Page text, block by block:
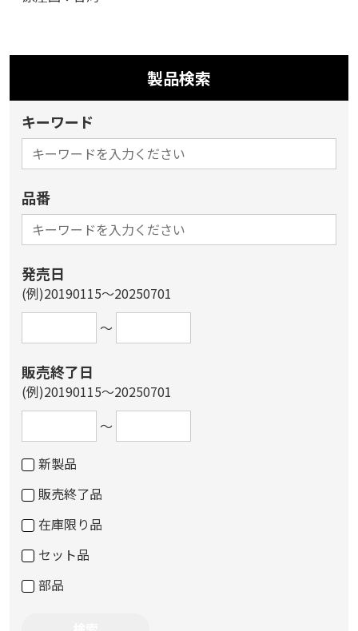
製品検索
キーワード
品番
発売日
(例)20190115～20250701
～
販売終了日
(例)20190115～20250701
～
新製品
販売終了品
在庫限り品
セット品
部品